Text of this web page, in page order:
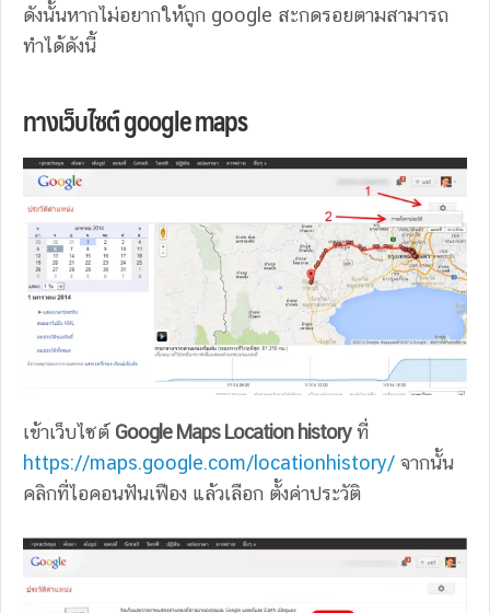
ดังนั้นหากไม่อยากให้ถูก google สะกดรอยตามสามารถ
ทำได้ดังนี้
ทางเว็บไซต์ google maps
เข้าเว็บไซต์ Google Maps Location historyที่
https://maps.google.com/locationhistory/ จากนั้น
คลิกที่ไอคอนฟันเฟือง แล้วเลือก ตั้งค่าประวัติ